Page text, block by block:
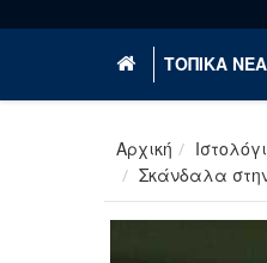
ΤΟΠΙΚΑ ΝΕΑ
Αρχική
Σκάνδαλα